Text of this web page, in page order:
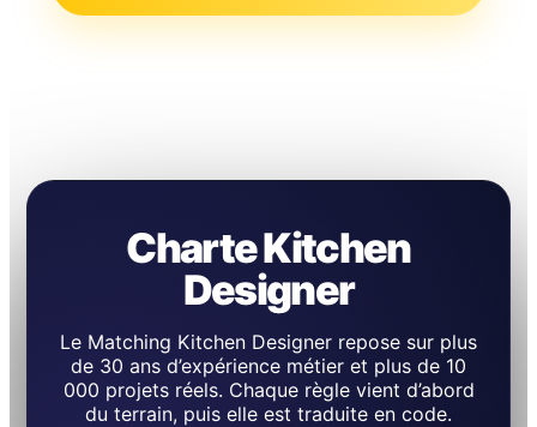
Charte Kitchen
Designer
Le Matching Kitchen Designer repose sur plus
de 30 ans d’expérience métier et plus de 10
000 projets réels. Chaque règle vient d’abord
du terrain, puis elle est traduite en code.